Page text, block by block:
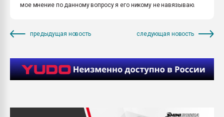
мое мнение по данному вопросу я его никому не навязываю.
предыдущая новость следующая новость